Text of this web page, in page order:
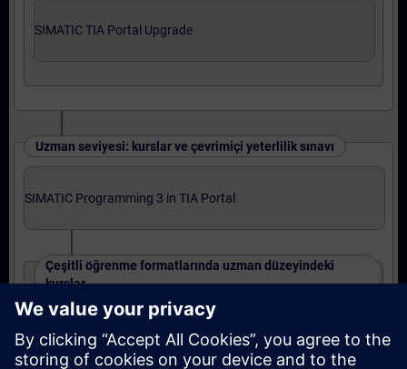
SIMATIC TIA Portal Upgrade
Uzman seviyesi: kurslar ve çevrimiçi yeterlilik sınavı
SIMATIC Programming 3 in TIA Portal
Çeşitli öğrenme formatlarında uzman düzeyindeki
kurslar
SIMATIC S7-1500 TIA Portal Program 3
OR